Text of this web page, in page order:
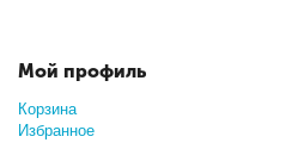
Мой профиль
Корзина
Избранное